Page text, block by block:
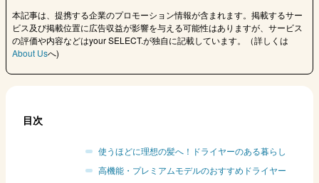
本記事は、提携する企業のプロモーション情報が含まれます。掲載するサー
ビス及び掲載位置に広告収益が影響を与える可能性はありますが、サービス
の評価や内容などはyour SELECT.が独自に記載しています。（詳しくは
About Usへ)
目次
使うほどに理想の髪へ！ドライヤーのある暮らし
高機能・プレミアムモデルのおすすめドライヤー